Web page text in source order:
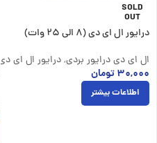
SOLD
OUT
درایور ال ای دی (۸ الی ۲۵ وات)
ال ای دی درایور بردی,درایور ال ای دی led driver
۳۰,۰۰۰تومان
اطلاعات بیشتر